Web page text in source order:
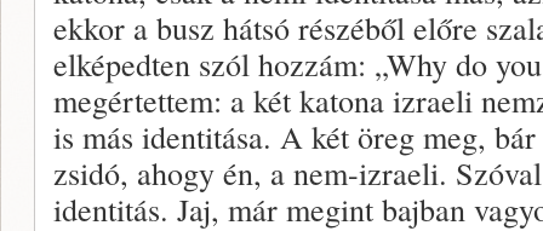
ekkor a busz hátsó részéből előre
elképedten szól hozzám: „Why do
megértettem: a két katona izraeli
is más identitása. A két öreg meg,
zsidó, ahogy én, a nem-izraeli.
identitás. Jaj, már megint bajban